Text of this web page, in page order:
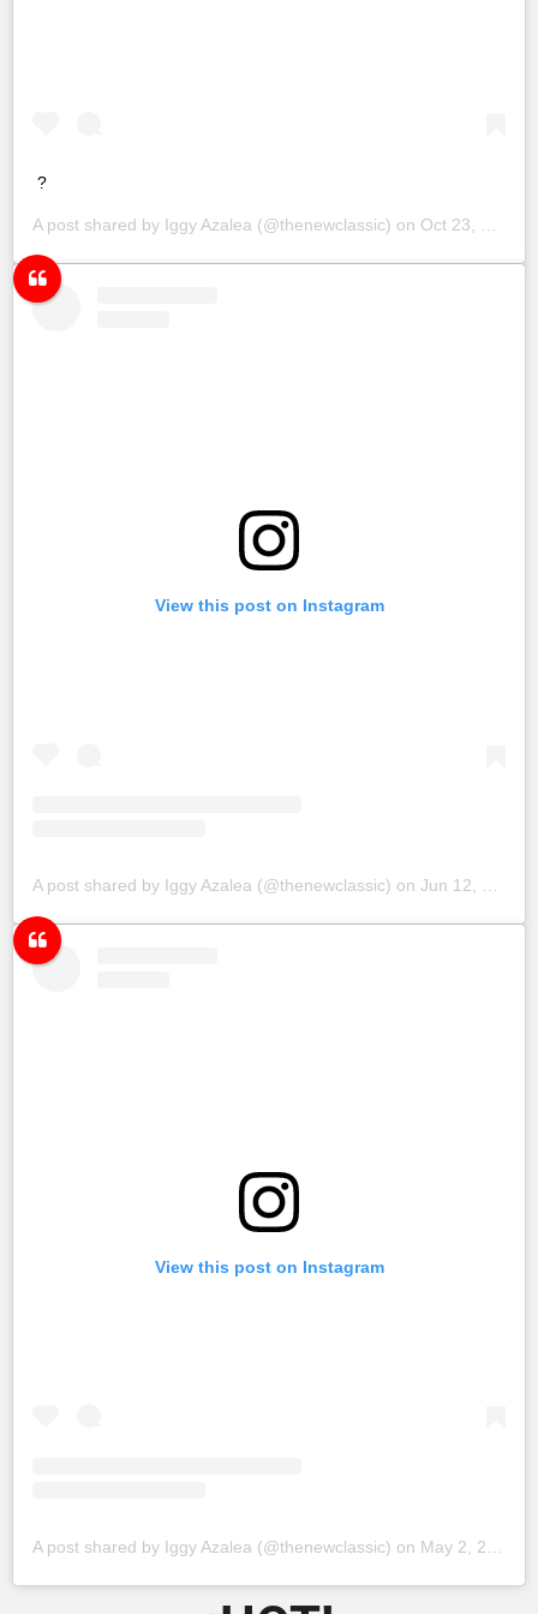
?
A post shared by Iggy Azalea (@thenewclassic) on Oct 23, 2018 at 11:03pm PDT
View this post on Instagram
A post shared by Iggy Azalea (@thenewclassic) on Jun 12, 2018 at 2:18pm PDT
View this post on Instagram
A post shared by Iggy Azalea (@thenewclassic) on May 2, 2018 at 12:47am PDT